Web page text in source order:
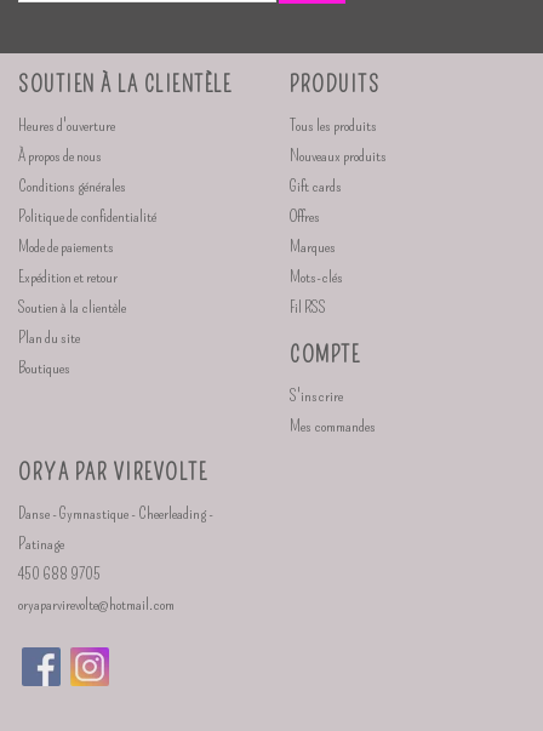
SOUTIEN À LA CLIENTÈLE
Heures d'ouverture
À propos de nous
Conditions générales
Politique de confidentialité
Mode de paiements
Expédition et retour
Soutien à la clientèle
Plan du site
Boutiques
PRODUITS
Tous les produits
Nouveaux produits
Gift cards
Offres
Marques
Mots-clés
Fil RSS
COMPTE
S'inscrire
Mes commandes
ORYA PAR VIREVOLTE
Danse - Gymnastique - Cheerleading -
Patinage
450 688 9705
oryaparvirevolte@hotmail.com